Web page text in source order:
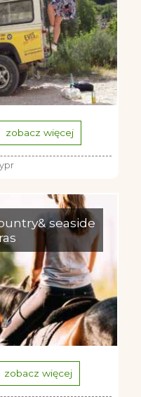
zobacz więcej
seaside
zobacz więcej